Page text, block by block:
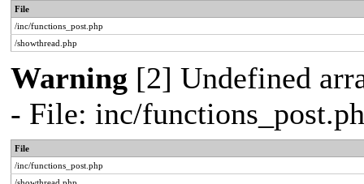
File
/inc/functions_post.php
/showthread.php
Warning [2] Undefined
- File: inc/
File
/inc/functions_post.php